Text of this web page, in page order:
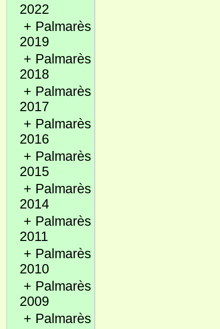
2022
+ Palmarès
2019
+ Palmarès
2018
+ Palmarès
2017
+ Palmarès
2016
+ Palmarès
2015
+ Palmarès
2014
+ Palmarès
2011
+ Palmarès
2010
+ Palmarès
2009
+ Palmarès